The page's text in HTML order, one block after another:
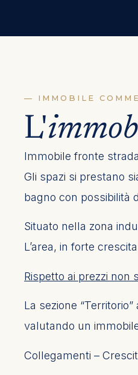
— IMMOBILE
L'
Immobile fronte
Gli spazi si prestano
bagno con possibilità
Situato nella zona
L’area, in forte
Rispetto ai prezzi non
La sezione
valutando un
Collegamenti –